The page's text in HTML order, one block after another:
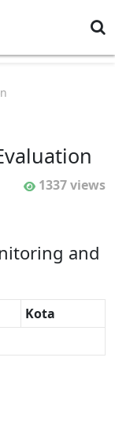
1337 views
and
Kota